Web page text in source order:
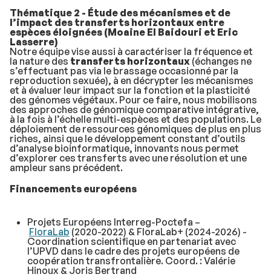
Thématique 2 - Étude des mécanismes et de
l’impact des transferts horizontaux entre
espèces éloignées (Moaine El Baidouri et Eric
Lasserre)
Notre équipe vise aussi à caractériser la fréquence et
la nature des transferts horizontaux (échanges ne
s’effectuant pas via le brassage occasionné par la
reproduction sexuée), à en décrypter les mécanismes
et à évaluer leur impact sur la fonction et la plasticité
des génomes végétaux. Pour ce faire, nous mobilisons
des approches de génomique comparative intégrative,
à la fois à l’échelle multi-espèces et des populations. Le
déploiement de ressources génomiques de plus en plus
riches, ainsi que le développement constant d’outils
d’analyse bioinformatique, innovants nous permet
d’explorer ces transferts avec une résolution et une
ampleur sans précédent.
Financements européens
Projets Européens Interreg-Poctefa –
FloraLab (2020-2022) & FloraLab+ (2024-2026) -
Coordination scientifique en partenariat avec
l’UPVD dans le cadre des projets européens de
coopération transfrontalière. Coord. : Valérie
Hinoux & Joris Bertrand